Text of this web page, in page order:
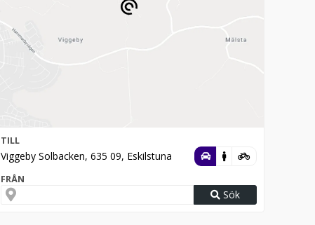
TILL
Viggeby Solbacken, 635 09, Eskilstuna
FRÅN
Sök